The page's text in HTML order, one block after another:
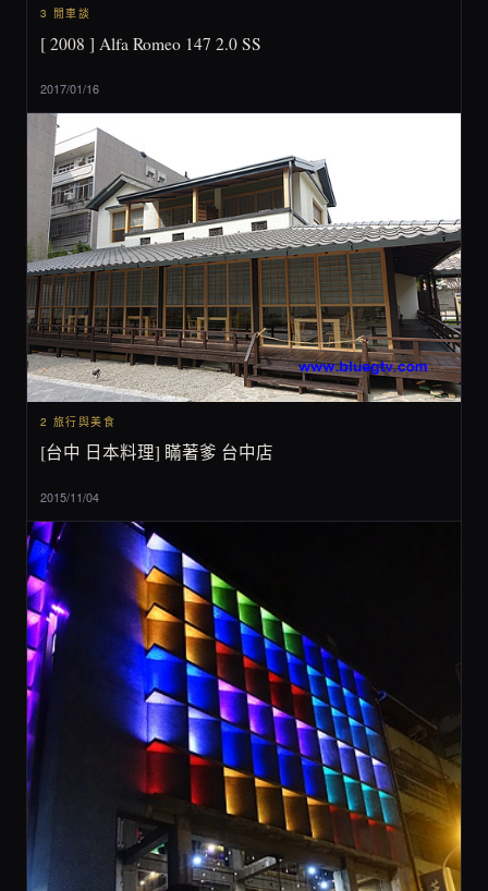
3 閒車談
[ 2008 ] Alfa Romeo 147 2.0 SS
2017/01/16
2 旅行與美食
[台中 日本料理] 瞞著爹 台中店
2015/11/04